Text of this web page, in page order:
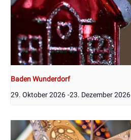
Baden Wunderdorf
29. Oktober 2026 -23. Dezember 2026